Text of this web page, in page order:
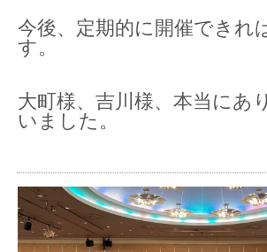
今後、定期的に開催できれ
す。
大町様、吉川様、本当にあ
いました。